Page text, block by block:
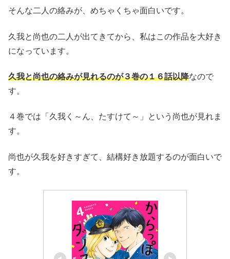
そんな二人の絡みが、めちゃくちゃ面白いです。
久我と尚也の二人が出てきてから、私はこの作品を大好き
になっています。
久我と尚也の絡みが見れるのが３巻の１６話以降なので
す。
４巻では「久我く～ん、たすけて～」という尚也が見れま
す。
尚也が久我を好きすぎて、結構好き放題するのが面白いで
す。